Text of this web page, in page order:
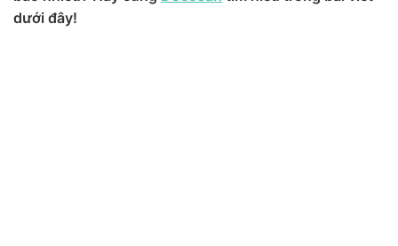
dưới đây!